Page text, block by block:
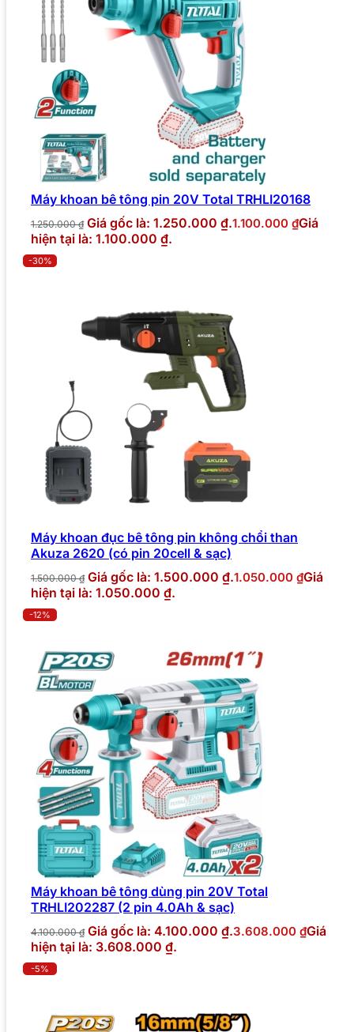
Máy khoan bê tông pin 20V Total TRHLI20168
1.250.000₫ Giá gốc là: 1.250.000 ₫.1.100.000 ₫Giá
hiện tại là: 1.100.000 ₫.
-30%
Máy khoan đục bê tông pin không chổi than
Akuza 2620 (có pin 20cell & sạc)
1.500.000₫ Giá gốc là: 1.500.000 ₫.1.050.000 ₫Giá
hiện tại là: 1.050.000 ₫.
-12%
Máy khoan bê tông dùng pin 20V Total
TRHLI202287 (2 pin 4.0Ah & sạc)
4.100.000₫ Giá gốc là: 4.100.000 ₫.3.608.000 ₫Giá
hiện tại là: 3.608.000 ₫.
-5%